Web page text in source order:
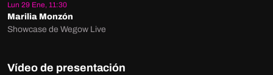
Lun 29 Ene, 11:30
Marilia Monzón
Showcase de Wegow Live
Vídeo de presentación